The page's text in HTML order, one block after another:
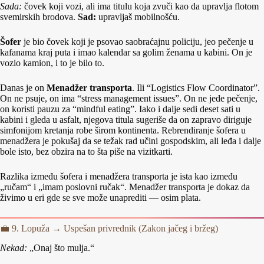
Sada: čovek koji vozi, ali ima titulu koja zvuči kao da upravlja flotom
svemirskih brodova. Sad: upravljaš mobilnošću.
Šofer je bio čovek koji je psovao saobraćajnu policiju, jeo pečenje u
kafanama kraj puta i imao kalendar sa golim ženama u kabini. On je
vozio kamion, i to je bilo to.
Danas je on Menadžer transporta. Ili “Logistics Flow Coordinator”.
On ne psuje, on ima “stress management issues”. On ne jede pečenje,
on koristi pauzu za “mindful eating”. Iako i dalje sedi deset sati u
kabini i gleda u asfalt, njegova titula sugeriše da on zapravo diriguje
simfonijom kretanja robe širom kontinenta. Rebrendiranje šofera u
menadžera je pokušaj da se težak rad učini gospodskim, ali leđa i dalje
bole isto, bez obzira na to šta piše na vizitkarti.
Razlika između šofera i menadžera transporta je ista kao između
„ručam“ i „imam poslovni ručak“. Menadžer transporta je dokaz da
živimo u eri gde se sve može unaprediti — osim plata.
💼 9. Lopuža → Uspešan privrednik (Zakon jačeg i bržeg)
Nekad: „Onaj što mulja.“